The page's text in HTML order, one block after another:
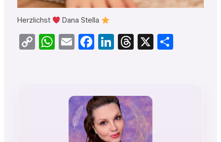
Herzlichst Dana Stella
CopyWhatsApp
EmailFacebook
LinkedIn
Threads
X Teilen